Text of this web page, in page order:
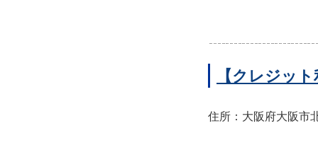
【クレジッ
住所：大阪府大阪市